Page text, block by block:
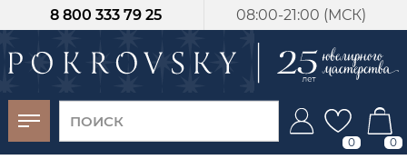
08:00-21:00 (МСК)
8 800 333 79 25
0 0
-30%
от 15 дней с
момента оплаты